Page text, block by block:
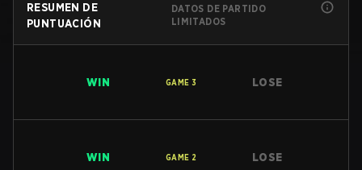
RESUMEN DE
PUNTUACIÓN
DATOS DE PARTIDO
LIMITADOS
WIN GAME 3 LOSE
WIN GAME 2 LOSE